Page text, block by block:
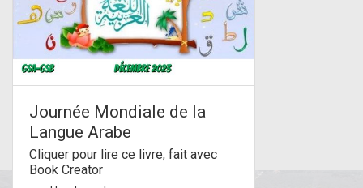
Journée Mondiale de la
Langue Arabe
Cliquer pour lire ce livre, fait avec
Book Creator